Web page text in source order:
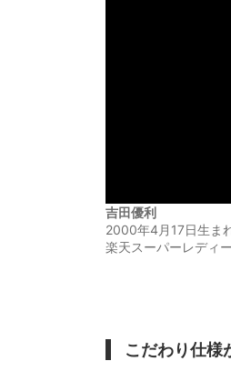
吉田優利
2000年4月17日生ま
楽天スーパーレディ
こだわり仕様